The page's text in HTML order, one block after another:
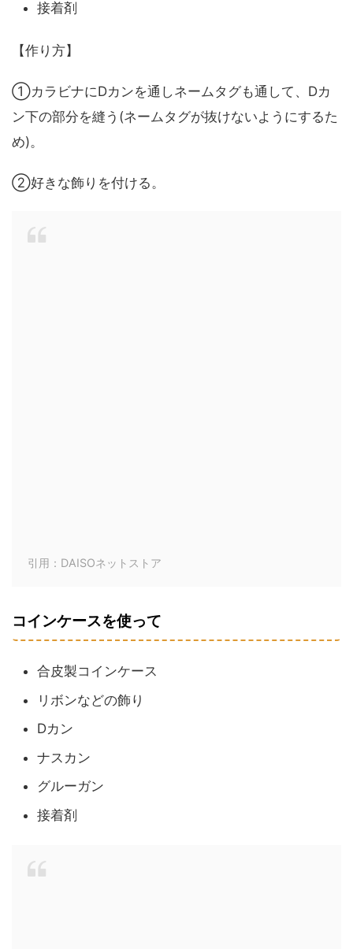
接着剤
【作り方】
①カラビナにDカンを通しネームタグも通して、Dカ
ン下の部分を縫う(ネームタグが抜けないようにするた
め)。
②好きな飾りを付ける。
引用：DAISOネットストア
コインケースを使って
合皮製コインケース
リボンなどの飾り
Dカン
ナスカン
グルーガン
接着剤